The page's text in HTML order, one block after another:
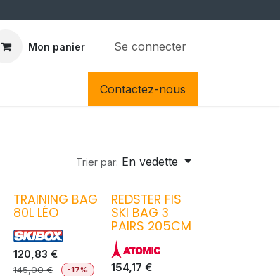
Mon panier Se connecter
Contactez-nous
Trier par: En vedette
TRAINING BAG
80L LÉO
120,83 €
145,00€ -17%
REDSTER FIS
SKI BAG 3
PAIRS 205CM
154,17 €